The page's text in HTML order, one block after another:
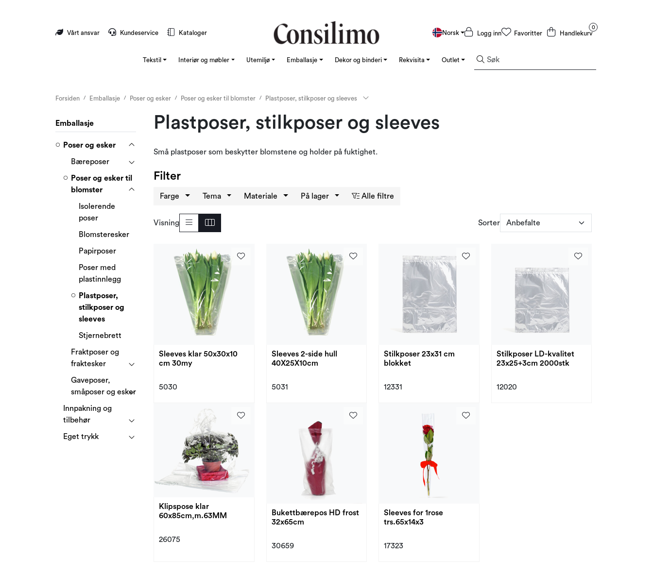
Vårt ansvar Kundeservice Kataloger Norsk Logg inn Favoritter
0
Handlekurv
Tekstil Interiør og møbler Utemiljø Emballasje Dekor og binderi Rekvisita Outlet Varemerker
Forsiden Emballasje Poser og esker Poser og esker til blomster Plastposer, stilkposer og sleeves
Emballasje
Poser og esker
Bæreposer
Poser og esker til
blomster
Isolerende
poser
Blomsteresker
Papirposer
Poser med
plastinnlegg
Plastposer,
stilkposer og
sleeves
Stjernebrett
Fraktposer og
fraktesker
Gaveposer,
småposer og esker
Innpakning og
tilbehør
Eget trykk
Plastposer, stilkposer og sleeves
Små plastposer som beskytter blomstene og holder på fuktighet.
Filter
Farge Tema Materiale På lager Alle filtre
Visning Sorter
Sleeves klar 50x30x10
cm 30my
5030
Sleeves 2-side hull
40X25X10cm
5031
Stilkposer 23x31 cm
blokket
12331
Stilkposer LD-kvalitet
23x25+3cm 2000stk
12020
Klipspose klar
60x85cm,m.63MM
26075
Bukettbærepos HD frost
32x65cm
30659
Sleeves for 1rose
trs.65x14x3
17323